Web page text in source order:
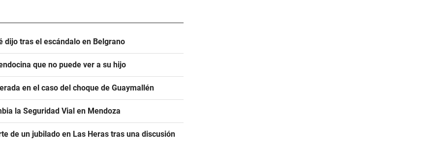
dijo tras el escándalo en Belgrano
que no puede ver a su hijo
en el caso del choque de Guaymallén
la Seguridad Vial en Mendoza
de un jubilado en Las Heras tras una discusión